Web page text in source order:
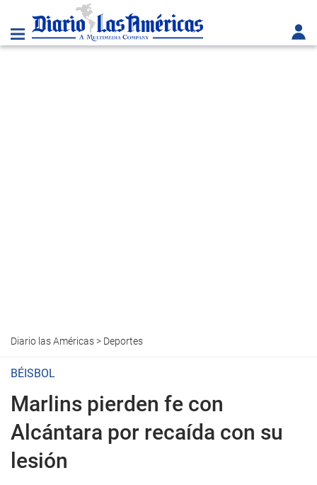
Diario las Américas> Deportes
BÉISBOL
Marlins pierden fe con
Alcántara por recaída con su
lesión